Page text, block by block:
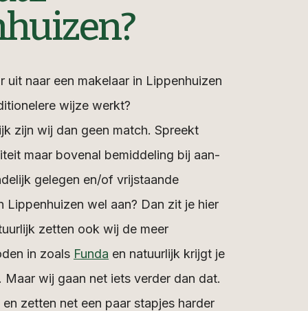
uit naar een makelaar in Lippenhuizen
wijze werkt?
zijn wij dan geen match. Spreekt
maar bovenal bemiddeling bij aan-
gelegen en/of vrijstaande
Lippenhuizen wel aan? Dan zit je hier
zetten ook wij de meer
in zoals Funda en natuurlijk krijgt je
Maar wij gaan net iets verder dan dat.
zetten net een paar stapjes harder